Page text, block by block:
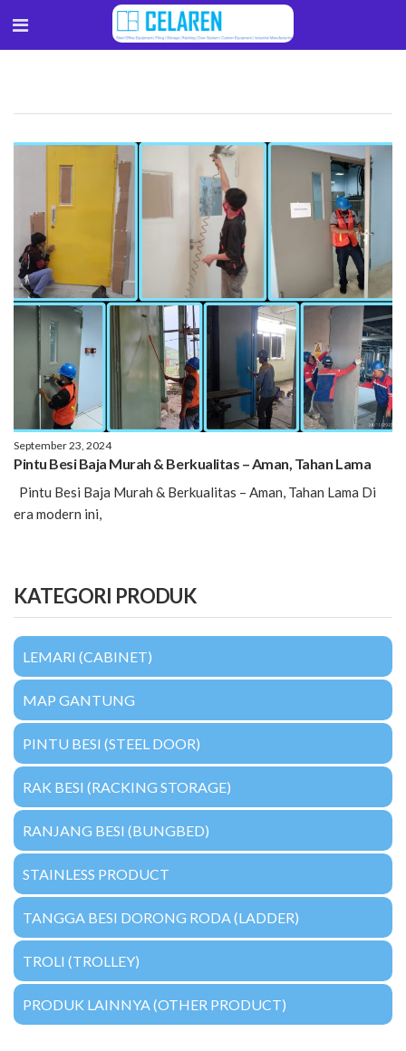
September 23, 2024
Pintu Besi Baja Murah & Berkualitas – Aman, Tahan Lama
Pintu Besi Baja Murah & Berkualitas – Aman, Tahan Lama Di
era modern ini,
KATEGORI PRODUK
LEMARI (CABINET)
MAP GANTUNG
PINTU BESI (STEEL DOOR)
RAK BESI (RACKING STORAGE)
RANJANG BESI (BUNGBED)
STAINLESS PRODUCT
TANGGA BESI DORONG RODA (LADDER)
TROLI (TROLLEY)
PRODUK LAINNYA (OTHER PRODUCT)